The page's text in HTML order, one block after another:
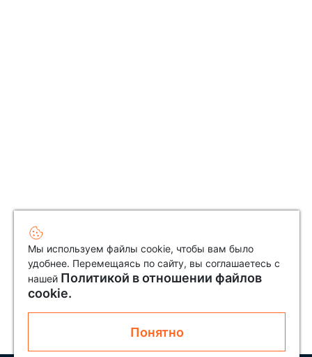
Мы используем файлы cookie, чтобы вам было
удобнее. Перемещаясь по сайту, вы соглашаетесь с
нашей Политикой в отношении файлов
cookie.
Понятно